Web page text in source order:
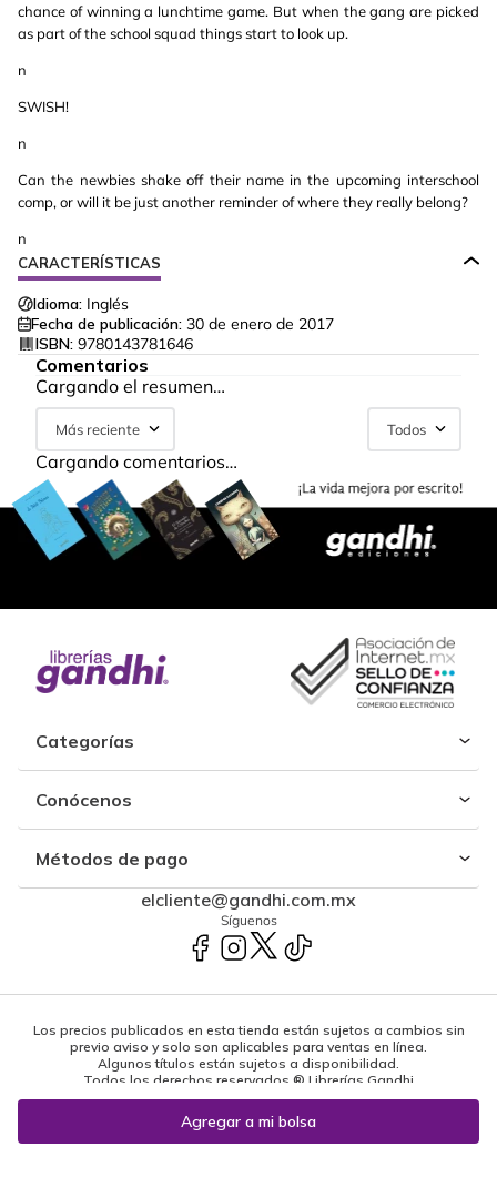
chance of winning a lunchtime game. But when the gang are picked
as part of the school squad things start to look up.
n
SWISH!
n
Can the newbies shake off their name in the upcoming interschool
comp, or will it be just another reminder of where they really belong?
n
CARACTERÍSTICAS
Idioma: Inglés
Fecha de publicación: 30 de enero de 2017
ISBN: 9780143781646
Comentarios
Cargando el resumen…
Más reciente Todos
Cargando comentarios…
Categorías
Conócenos
Métodos de pago
elcliente@gandhi.com.mx
Síguenos
Los precios publicados en esta tienda están sujetos a cambios sin
previo aviso y solo son aplicables para ventas en línea.
Algunos títulos están sujetos a disponibilidad.
Todos los derechos reservados ® Librerías Gandhi